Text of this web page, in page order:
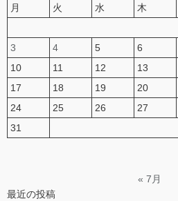
月
火 水 木
3
4 5 6
10
11 12 13
17
18 19 20
24
25 26 27
31
« 7月
最近の投稿